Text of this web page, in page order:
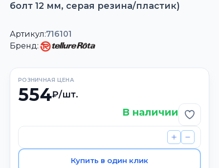
болт 12 мм, серая резина/пластик)
Артикул:716101
Бренд:
РОЗНИЧНАЯ ЦЕНА
554₽/шт.
В наличии
Купить в один клик